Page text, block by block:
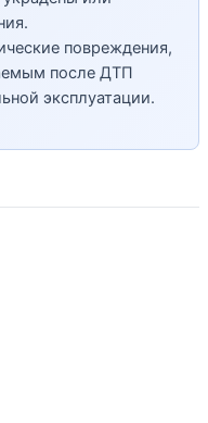
повреждения,
после ДТП
эксплуатации.